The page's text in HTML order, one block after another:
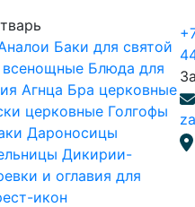
Баки для святой
Блюда для
Агнца Бра церковные
церковные Голгофы
Дароносицы
Дикирии-
и оглавия для
икон